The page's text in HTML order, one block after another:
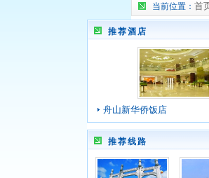
当前位置： 首
推荐酒店
舟山新华侨饭店
推荐线路